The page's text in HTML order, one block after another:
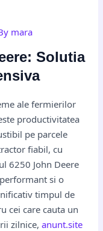
mara
Solutia
ale fermierilor
productivitatea
pe parcele
fiabil, cu
6250 John Deere
si o
timpul de
cei care cauta un
zilnice,anunt.site